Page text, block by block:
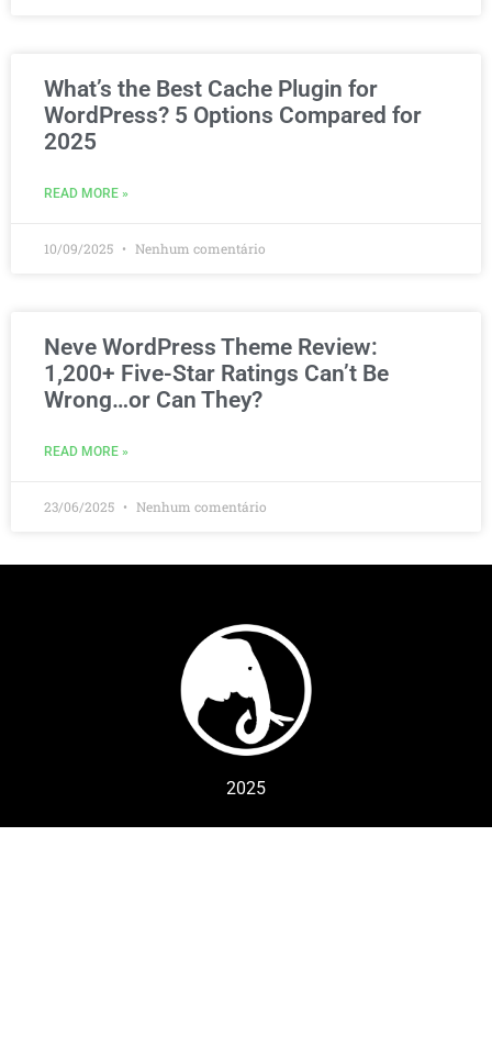
What’s the Best Cache Plugin for
WordPress? 5 Options Compared for
2025
READ MORE »
10/09/2025 Nenhum comentário
Neve WordPress Theme Review:
1,200+ Five-Star Ratings Can’t Be
Wrong…or Can They?
READ MORE »
23/06/2025 Nenhum comentário
2025